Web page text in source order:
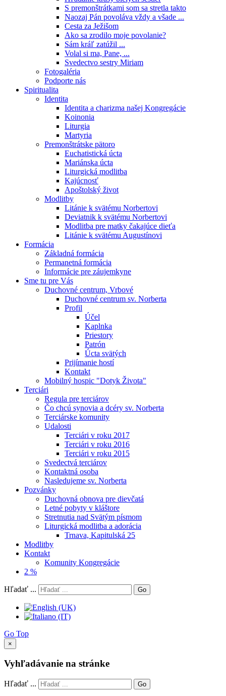
S premonštrátkami som sa stretla takto
Naozaj Pán povoláva vždy a všade ...
Cesta za Ježišom
Ako sa zrodilo moje povolanie?
Sám kráľ zatúžil ...
Volal si ma, Pane, ...
Svedectvo sestry Miriam
Fotogaléria
Podporte nás
Spiritualita
Identita
Identita a charizma našej Kongregácie
Koinonia
Liturgia
Martyria
Premonštrátske pätoro
Euchatistická úcta
Mariánska úcta
Liturgická modlitba
Kajúcnosť
Apoštolský život
Modlitby
Litánie k svätému Norbertovi
Deviatnik k svätému Norbertovi
Modlitba pre matky čakajúce dieťa
Litánie k svätému Augustínovi
Formácia
Základná formácia
Permanetná formácia
Informácie pre záujemkyne
Sme tu pre Vás
Duchovné centrum, Vrbové
Duchovné centrum sv. Norberta
Profil
Účel
Kaplnka
Priestory
Patrón
Úcta svätých
Prijímanie hostí
Kontakt
Mobilný hospic "Dotyk Života"
Terciári
Regula pre terciárov
Čo chcú synovia a dcéry sv. Norberta
Terciárske komunity
Udalosti
Terciári v roku 2017
Terciári v roku 2016
Terciári v roku 2015
Svedectvá terciárov
Kontaktná osoba
Nasledujeme sv. Norberta
Pozvánky
Duchovná obnova pre dievčatá
Letné pobyty v kláštore
Stretnutia nad Svätým písmom
Liturgická modlitba a adorácia
Trnava, Kapitulská 25
Modlitby
Kontakt
Komunity Kongregácie
2 %
Hľadať ... Go
Go Top
×
Vyhľadávanie na stránke
Hľadať ... Go